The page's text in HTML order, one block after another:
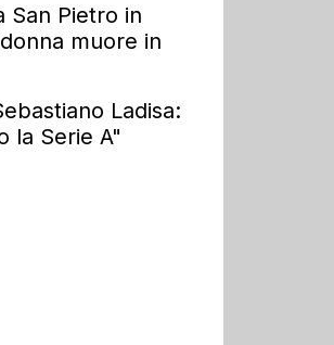
San Pietro in
muore in
Ladisa:
la Serie A"